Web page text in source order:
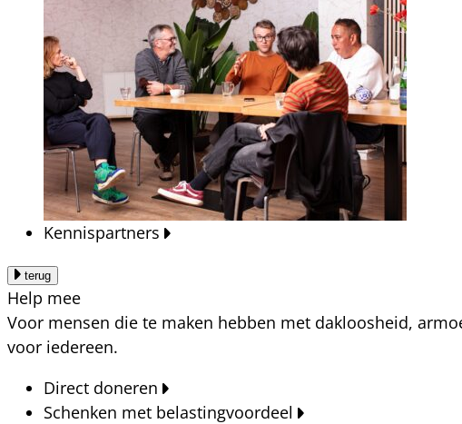
Kennispartners
terug
Help mee
Voor mensen die te maken hebben met dakloosheid,
voor iedereen.
Direct doneren
Schenken met belastingvoordeel